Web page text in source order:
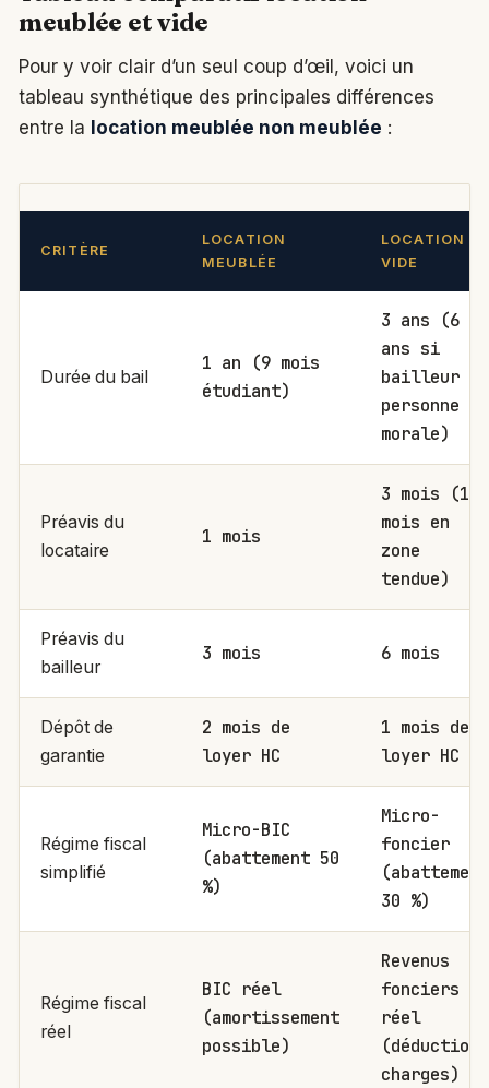
meublée et vide
Pour y voir clair d’un seul coup d’œil, voici un
tableau synthétique des principales différences
entre la location meublée non meublée :
CRITÈRE
LOCATION
MEUBLÉE
LOCATION
VIDE
Durée du bail
1 an (9 mois
étudiant)
3 ans (6
ans si
bailleur
personne
morale)
Préavis du
locataire
1 mois
3 mois (1
mois en
zone
tendue)
Préavis du
bailleur
3 mois 6 mois
Dépôt de
garantie
2 mois de
loyer HC
1 mois de
loyer HC
Régime fiscal
simplifié
Micro-BIC
(abattement 50
%)
Micro-
foncier
(abattement
30 %)
Régime fiscal
réel
BIC réel
(amortissement
possible)
Revenus
fonciers
réel
(déduction
charges)